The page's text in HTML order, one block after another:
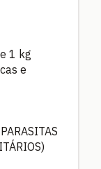
1 kg
e